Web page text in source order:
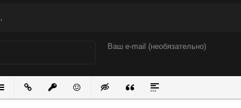
список
Маркированный список
Вставить ссылку
Вставить защищенную ссылку
Вставить смайлик
Вставка скрытого текста
Вставка цитаты
Вставка спойлера